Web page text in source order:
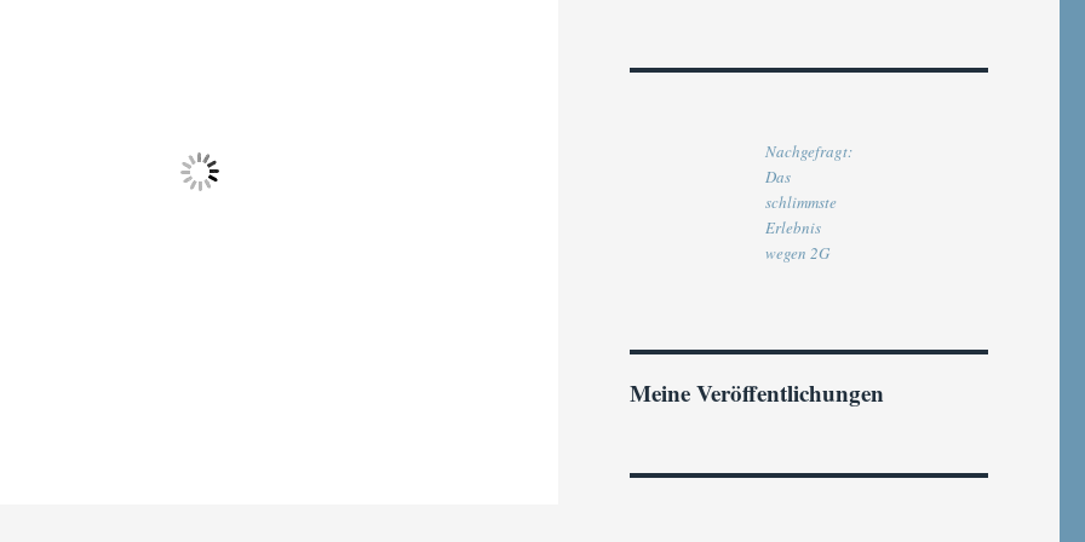
Nachgefragt:
Das
schlimmste
Erlebnis
wegen 2G
Meine Veröffentlichungen